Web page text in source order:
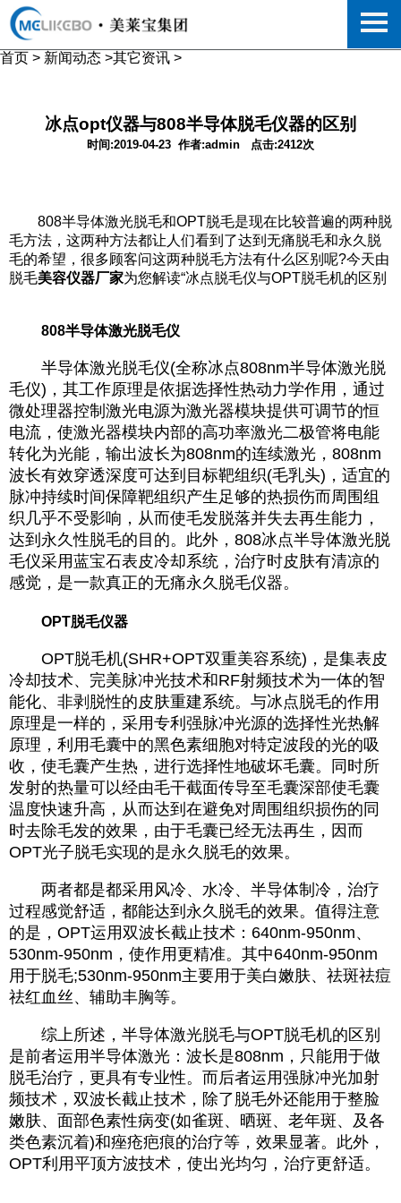
首页 > 新闻动态 >其它资讯 >
冰点opt仪器与808半导体脱毛仪器的区别
时间:2019-04-23 作者:admin 点击:2412次
808半导体激光脱毛和OPT脱毛是现在比较普遍的两种脱
毛方法，这两种方法都让人们看到了达到无痛脱毛和永久脱
毛的希望，很多顾客问这两种脱毛方法有什么区别呢?今天由
脱毛美容仪器厂家为您解读“冰点脱毛仪与OPT脱毛机的区别
808半导体激光脱毛仪
半导体激光脱毛仪(全称冰点808nm半导体激光脱
毛仪)，其工作原理是依据选择性热动力学作用，通过
微处理器控制激光电源为激光器模块提供可调节的恒
电流，使激光器模块内部的高功率激光二极管将电能
转化为光能，输出波长为808nm的连续激光，808nm
波长有效穿透深度可达到目标靶组织(毛乳头)，适宜的
脉冲持续时间保障靶组织产生足够的热损伤而周围组
织几乎不受影响，从而使毛发脱落并失去再生能力，
达到永久性脱毛的目的。此外，808冰点半导体激光脱
毛仪采用蓝宝石表皮冷却系统，治疗时皮肤有清凉的
感觉，是一款真正的无痛永久脱毛仪器。
OPT脱毛仪器
OPT脱毛机(SHR+OPT双重美容系统)，是集表皮
冷却技术、完美脉冲光技术和RF射频技术为一体的智
能化、非剥脱性的皮肤重建系统。与冰点脱毛的作用
原理是一样的，采用专利强脉冲光源的选择性光热解
原理，利用毛囊中的黑色素细胞对特定波段的光的吸
收，使毛囊产生热，进行选择性地破坏毛囊。同时所
发射的热量可以经由毛干截面传导至毛囊深部使毛囊
温度快速升高，从而达到在避免对周围组织损伤的同
时去除毛发的效果，由于毛囊已经无法再生，因而
OPT光子脱毛实现的是永久脱毛的效果。
两者都是都采用风冷、水冷、半导体制冷，治疗
过程感觉舒适，都能达到永久脱毛的效果。值得注意
的是，OPT运用双波长截止技术：640nm-950nm、
530nm-950nm，使作用更精准。其中640nm-950nm
用于脱毛;530nm-950nm主要用于美白嫩肤、祛斑祛痘
祛红血丝、辅助丰胸等。
综上所述，半导体激光脱毛与OPT脱毛机的区别
是前者运用半导体激光：波长是808nm，只能用于做
脱毛治疗，更具有专业性。而后者运用强脉冲光加射
频技术，双波长截止技术，除了脱毛外还能用于整脸
嫩肤、面部色素性病变(如雀斑、晒斑、老年斑、及各
类色素沉着)和痤疮疤痕的治疗等，效果显著。此外，
OPT利用平顶方波技术，使出光均匀，治疗更舒适。